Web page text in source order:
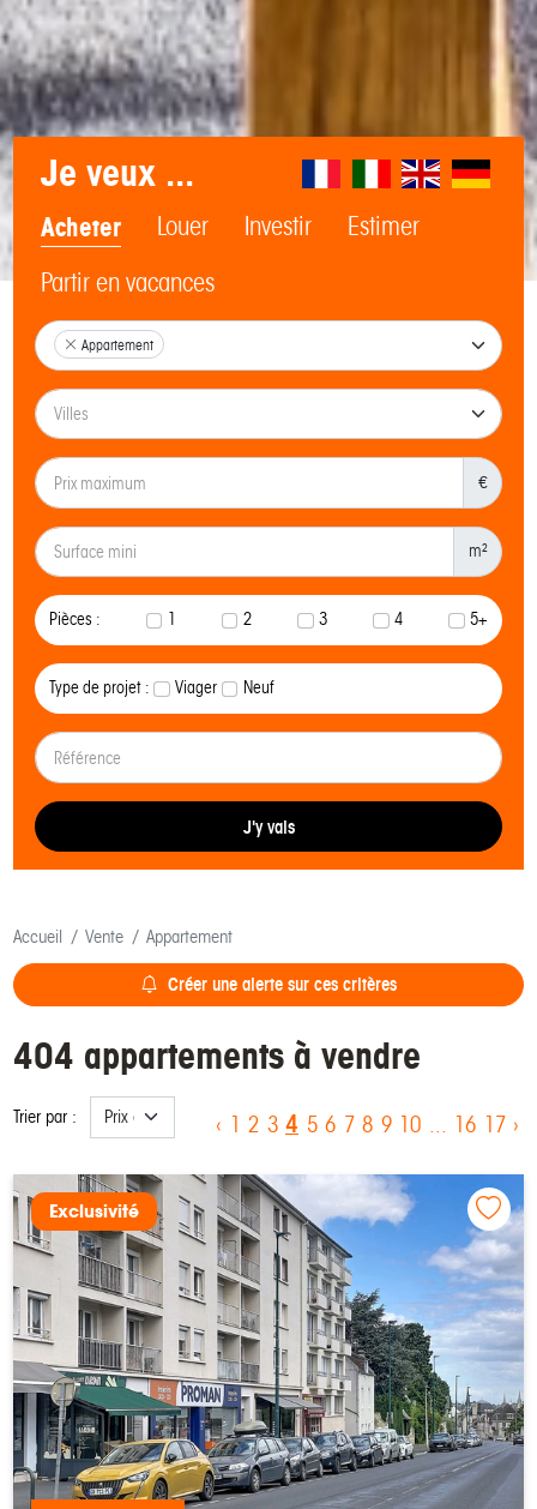
Je veux ...
Acheter Louer Investir
Estimer
Partir en vacances
Appartement
€
m²
Pièces : 1 2 3 4 5+
Type de projet : Viager Neuf
J'y vais
Accueil Vente Appartement
Créer une alerte sur ces critères
404 appartements à vendre
Trier par : ‹ 1 2 3 4 5 6 7 8 9 10 ... 16 17 ›
Exclusivité